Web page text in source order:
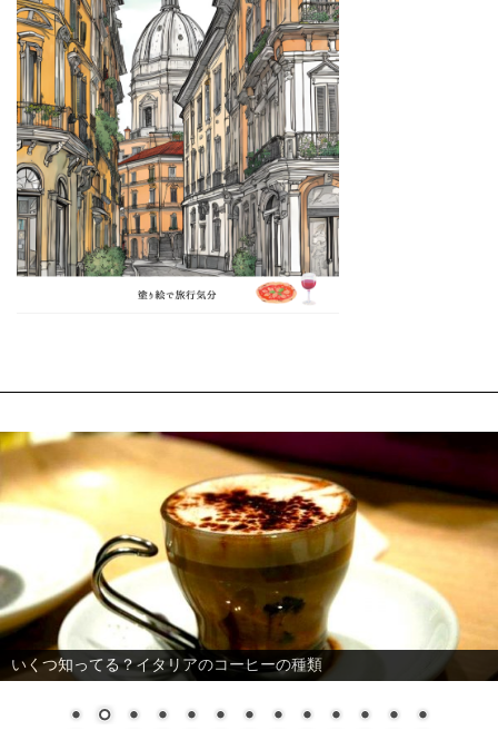
いくつ知ってる？イタリアのコーヒーの種類